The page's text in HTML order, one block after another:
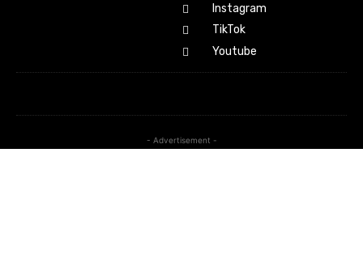
Instagram
TikTok
Youtube
- Advertisement -